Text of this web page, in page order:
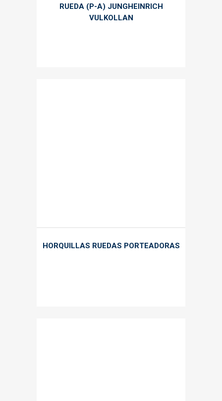
RUEDA (P-A) JUNGHEINRICH
VULKOLLAN
HORQUILLAS RUEDAS PORTEADORAS